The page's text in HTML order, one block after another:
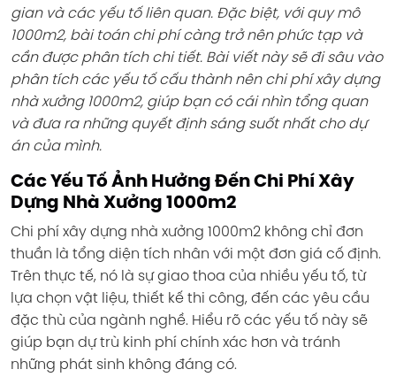
gian và các yếu tố liên quan. Đặc biệt, với quy mô
1000m2, bài toán chi phí càng trở nên phức tạp và
cần được phân tích chi tiết. Bài viết này sẽ đi sâu vào
phân tích các yếu tố cấu thành nên chi phí xây dựng
nhà xưởng 1000m2, giúp bạn có cái nhìn tổng quan
và đưa ra những quyết định sáng suốt nhất cho dự
án của mình.
Các Yếu Tố Ảnh Hưởng Đến Chi Phí Xây
Dựng Nhà Xưởng 1000m2
Chi phí xây dựng nhà xưởng 1000m2 không chỉ đơn
thuần là tổng diện tích nhân với một đơn giá cố định.
Trên thực tế, nó là sự giao thoa của nhiều yếu tố, từ
lựa chọn vật liệu, thiết kế thi công, đến các yêu cầu
đặc thù của ngành nghề. Hiểu rõ các yếu tố này sẽ
giúp bạn dự trù kinh phí chính xác hơn và tránh
những phát sinh không đáng có.